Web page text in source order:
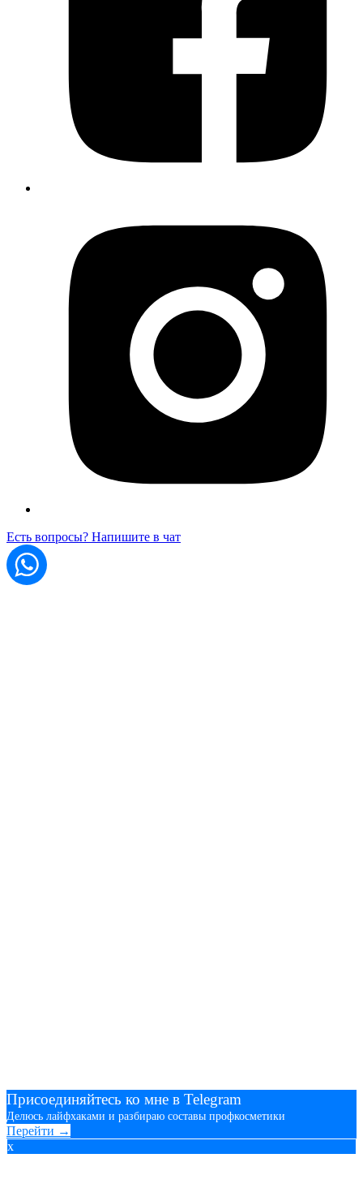
Есть вопросы? Напишите в чат
Присоединяйтесь ко мне в Telegram
Делюсь лайфхаками и разбираю составы профкосметики
Перейти →
x